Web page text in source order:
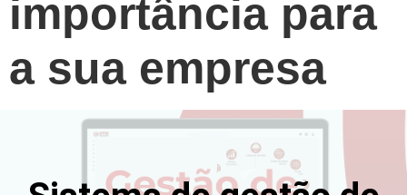
importância para
a sua empresa